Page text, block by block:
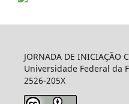
JORNADA DE INICIAÇÃO
Universidade Federal da
2526-205X